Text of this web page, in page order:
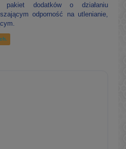
pakiet dodatków o działaniu
odporność na utlenianie,